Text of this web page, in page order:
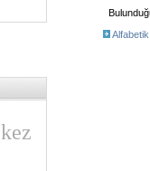
kez